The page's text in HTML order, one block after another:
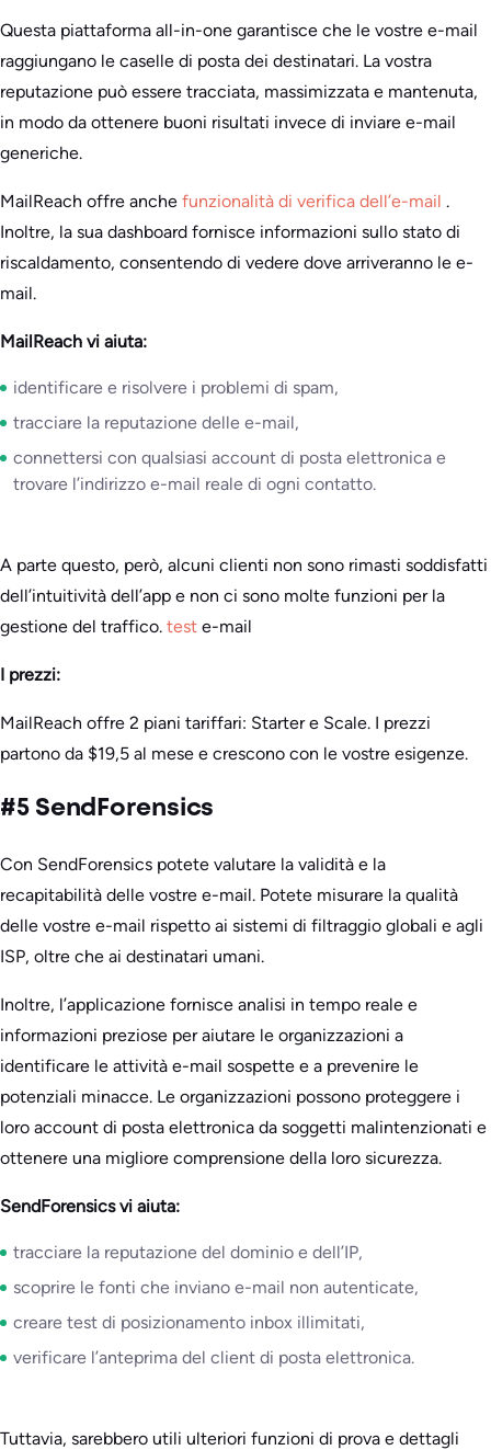
Questa piattaforma all-in-one garantisce che le vostre e-mail
raggiungano le caselle di posta dei destinatari. La vostra
reputazione può essere tracciata, massimizzata e mantenuta,
in modo da ottenere buoni risultati invece di inviare e-mail
generiche.
MailReach offre anche funzionalità di verifica dell’e-mail .
Inoltre, la sua dashboard fornisce informazioni sullo stato di
riscaldamento, consentendo di vedere dove arriveranno le e-
mail.
MailReach vi aiuta:
identificare e risolvere i problemi di spam,
tracciare la reputazione delle e-mail,
connettersi con qualsiasi account di posta elettronica e
trovare l’indirizzo e-mail reale di ogni contatto.
A parte questo, però, alcuni clienti non sono rimasti soddisfatti
dell’intuitività dell’app e non ci sono molte funzioni per la
gestione del traffico. test e-mail
I prezzi:
MailReach offre 2 piani tariffari: Starter e Scale. I prezzi
partono da $19,5 al mese e crescono con le vostre esigenze.
#5 SendForensics
‍Con SendForensics potete valutare la validità e la
recapitabilità delle vostre e-mail. Potete misurare la qualità
delle vostre e-mail rispetto ai sistemi di filtraggio globali e agli
ISP, oltre che ai destinatari umani.
Inoltre, l’applicazione fornisce analisi in tempo reale e
informazioni preziose per aiutare le organizzazioni a
identificare le attività e-mail sospette e a prevenire le
potenziali minacce. Le organizzazioni possono proteggere i
loro account di posta elettronica da soggetti malintenzionati e
ottenere una migliore comprensione della loro sicurezza.
SendForensics vi aiuta:
tracciare la reputazione del dominio e dell’IP,
scoprire le fonti che inviano e-mail non autenticate,
creare test di posizionamento inbox illimitati,
verificare l’anteprima del client di posta elettronica.
Tuttavia, sarebbero utili ulteriori funzioni di prova e dettagli